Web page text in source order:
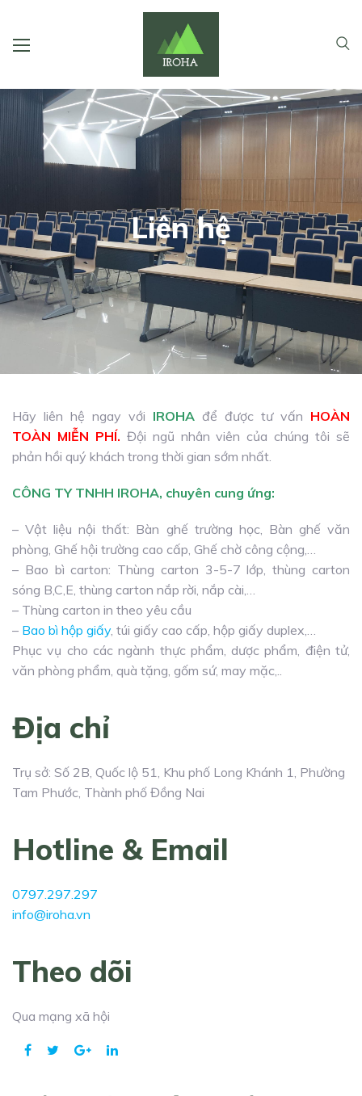
Liên hệ
Hãy liên hệ ngay với IROHA để được tư vấn HOÀN
TOÀN MIỄN PHÍ. Đội ngũ nhân viên của chúng tôi sẽ
phản hồi quý khách trong thời gian sớm nhất.
CÔNG TY TNHH IROHA, chuyên cung ứng:
– Vật liệu nội thất: Bàn ghế trường học, Bàn ghế văn
phòng, Ghế hội trường cao cấp, Ghế chờ công cộng,…
– Bao bì carton: Thùng carton 3-5-7 lớp, thùng carton
sóng B,C,E, thùng carton nắp rời, nắp cài,…
– Thùng carton in theo yêu cầu
– Bao bì hộp giấy, túi giấy cao cấp, hộp giấy duplex,…
Phục vụ cho các ngành thực phẩm, dược phẩm, điện tử,
văn phòng phẩm, quà tặng, gốm sứ, may mặc,..
Địa chỉ
Trụ sở: Số 2B, Quốc lộ 51, Khu phố Long Khánh 1, Phường
Tam Phước, Thành phố Đồng Nai
Hotline & Email
0797.297.297
info@iroha.vn
Theo dõi
Qua mạng xã hội